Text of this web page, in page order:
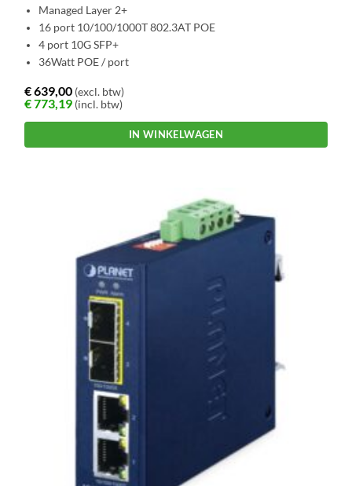
Managed Layer 2+
16 port 10/100/1000T 802.3AT POE
4 port 10G SFP+
36Watt POE / port
€639,00 (excl. btw)
€773,19 (incl. btw)
IN WINKELWAGEN